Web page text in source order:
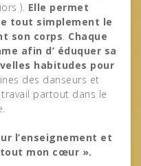
). Elle permet
tout simplement le
son corps. Chaque
afin d’ éduquer sa
habitudes pour
des danseurs et
partout dans le
l’enseignement et
tout mon cœur ».